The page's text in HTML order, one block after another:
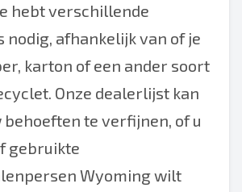
hebt verschillende
nodig, afhankelijk van of je
karton of een ander soort
Onze dealerlijst kan
behoeften te verfijnen, of u
gebruikte
Wyoming wilt